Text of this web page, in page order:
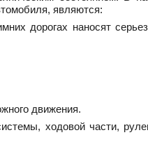
являются:
дорогах наносят
движения.
ходовой части,